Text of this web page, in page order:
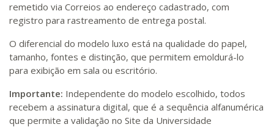
remetido via Correios ao endereço cadastrado, com
registro para rastreamento de entrega postal.
O diferencial do modelo luxo está na qualidade do papel,
tamanho, fontes e distinção, que permitem emoldurá-lo
para exibição em sala ou escritório.
Importante: Independente do modelo escolhido, todos
recebem a assinatura digital, que é a sequência alfanumérica
que permite a validação no Site da Universidade